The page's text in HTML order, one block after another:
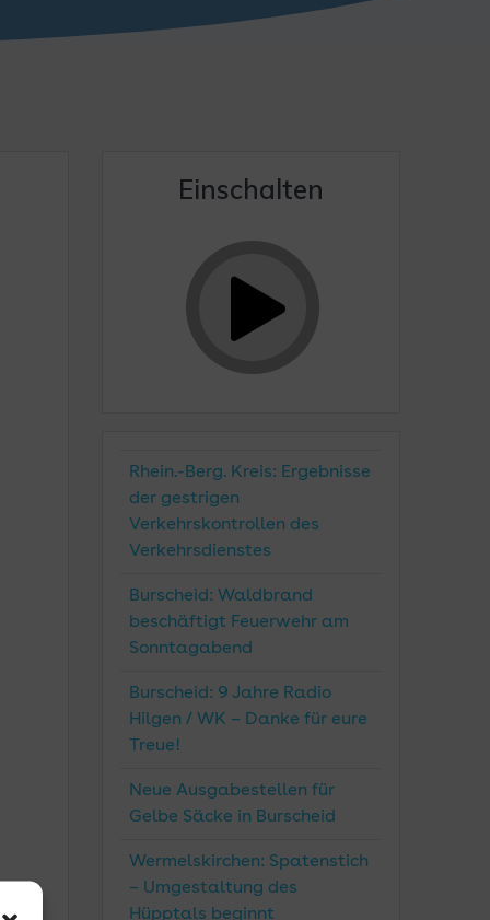
Einschalten
Rhein.-Berg. Kreis: Ergebnisse
der gestrigen
Verkehrskontrollen des
Verkehrsdienstes
Burscheid: Waldbrand
beschäftigt Feuerwehr am
Sonntagabend
Burscheid: 9 Jahre Radio
Hilgen / WK – Danke für eure
Treue!
Neue Ausgabestellen für
Gelbe Säcke in Burscheid
Wermelskirchen: Spatenstich
– Umgestaltung des
Hüpptals beginnt